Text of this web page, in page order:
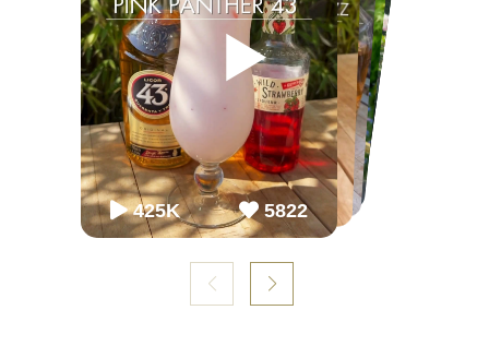
▶
425K 5822
▶
98K 1099
▶
86K 952
▶
2.2M 54.3K
▶
65K
2243
▶
65K
868